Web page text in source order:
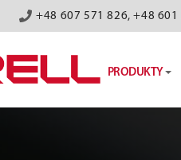
+48 607 571 826, +48 601
PRODUKTY